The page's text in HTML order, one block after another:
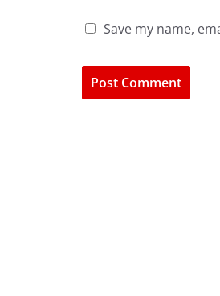
Save my name,